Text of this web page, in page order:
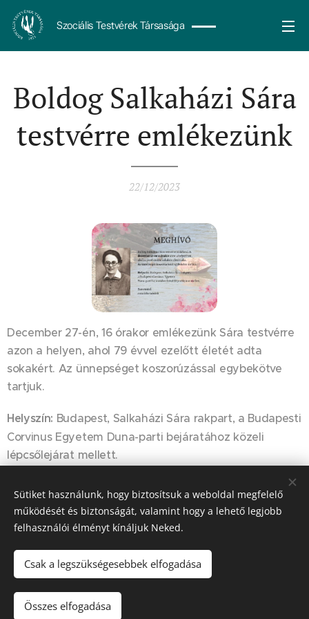
Szociális Testvérek Társasága
Boldog Salkaházi Sára
testvérre emlékezünk
22/12/2023
December 27-én, 16 órakor emlékezünk Sára testvérre
azon a helyen, ahol 79 évvel ezelőtt életét adta
sokakért. Az ünnepséget koszorúzással egybekötve
tartjuk.
Helyszín: Budapest, Salkaházi Sára rakpart, a Budapesti
Corvinus Egyetem Duna-parti bejáratához közeli
lépcsőlejárat mellett.
Share
© 2023-2026Szociális Testvérek Társasága
| Minden jog fenntartva.
Sütiket használunk, hogy biztosítsuk a weboldal megfelelő
működését és biztonságát, valamint hogy a lehető legjobb
felhasználói élményt kínáljuk Neked.
Csak a legszükségesebbek elfogadása
Összes elfogadása